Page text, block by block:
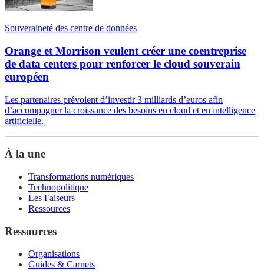
Souveraineté des centre de données
Orange et Morrison veulent créer une coentreprise
de data centers pour renforcer le cloud souverain
européen
Les partenaires prévoient d’investir 3 milliards d’euros afin
d’accompagner la croissance des besoins en cloud et en intelligence
artificielle.
À la une
Transformations numériques
Technopolitique
Les Faiseurs
Ressources
Ressources
Organisations
Guides & Carnets